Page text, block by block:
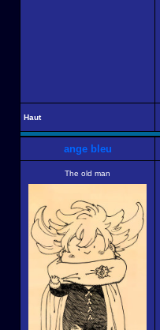
Haut
ange bleu
The old man